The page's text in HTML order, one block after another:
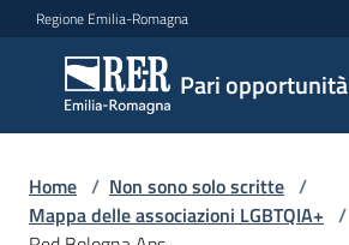
Vai al contenuto
Vai alla navigazione
Vai al footer
Regione Emilia-Romagna
Pari opportunità
Pari
opportunità
Argomenti
Home / Non sono solo scritte /
Mappa delle associazioni LGBTQIA+ /